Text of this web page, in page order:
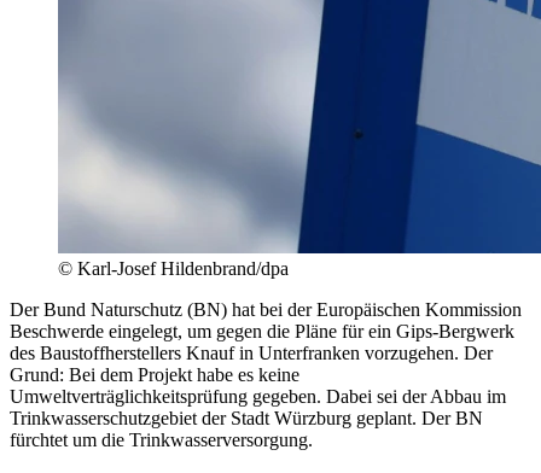
© Karl-Josef Hildenbrand/dpa
Der Bund Naturschutz (BN) hat bei der Europäischen Kommission
Beschwerde eingelegt, um gegen die Pläne für ein Gips-Bergwerk
des Baustoffherstellers Knauf in Unterfranken vorzugehen. Der
Grund: Bei dem Projekt habe es keine
Umweltverträglichkeitsprüfung gegeben. Dabei sei der Abbau im
Trinkwasserschutzgebiet der Stadt Würzburg geplant. Der BN
fürchtet um die Trinkwasserversorgung.